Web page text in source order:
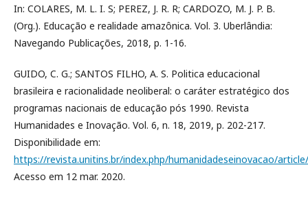
In: COLARES, M. L. I. S; PEREZ, J. R. R; CARDOZO, M. J. P. B.
(Org.). Educação e realidade amazônica. Vol. 3. Uberlândia:
Navegando Publicações, 2018, p. 1-16.
GUIDO, C. G.; SANTOS FILHO, A. S. Politica educacional
brasileira e racionalidade neoliberal: o caráter estratégico dos
programas nacionais de educação pós 1990. Revista
Humanidades e Inovação. Vol. 6, n. 18, 2019, p. 202-217.
Disponibilidade em:
https://revista.unitins.br/index.php/humanidadeseinovacao/
Acesso em 12 mar. 2020.